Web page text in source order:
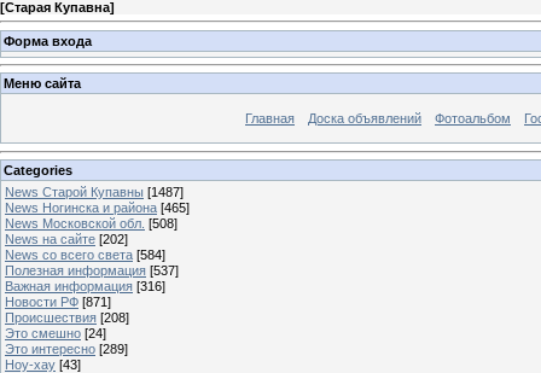
[Старая Купавна]
Форма входа
Меню сайта
Главная Доска объявлений Фотоальбом
Categories
News Старой Купавны [1487]
News Ногинска и района [465]
News Московской обл. [508]
News на сайте [202]
News со всего света [584]
Полезная информация [537]
Важная информация [316]
Новости РФ [871]
Происшествия [208]
Это смешно [24]
Это интересно [289]
Ноу-хау [43]